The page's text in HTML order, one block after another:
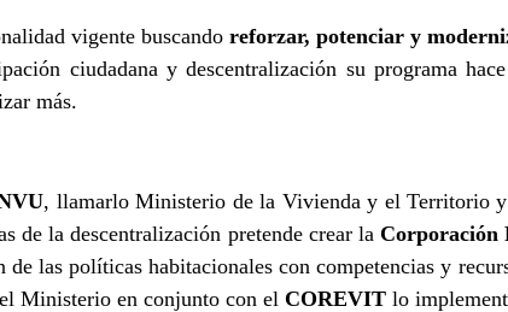
vigente buscando reforzar, potenciar y
ciudadana y descentralización su programa
más.
, llamarlo Ministerio de la Vivienda y el Territorio
de la descentralización pretende crear la Corporación
de las políticas habitacionales con competencias y
Ministerio en conjunto con el COREVIT lo